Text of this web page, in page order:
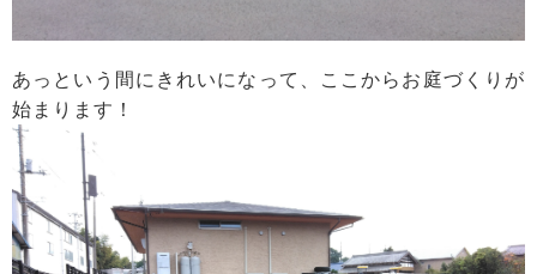
あっという間にきれいになって、ここからお庭づくりが
始まります！